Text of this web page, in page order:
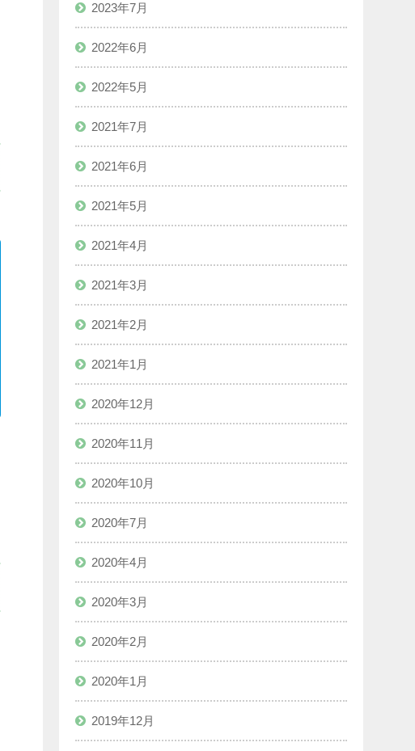
2023年7月
2022年6月
2022年5月
2021年7月
2021年6月
2021年5月
2021年4月
2021年3月
2021年2月
2021年1月
2020年12月
2020年11月
2020年10月
2020年7月
2020年4月
2020年3月
2020年2月
2020年1月
2019年12月